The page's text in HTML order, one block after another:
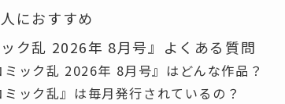
におすすめ
ック乱 2026年 8月号』よくある質問
ミック乱 2026年 8月号』はどんな作品？
ミック乱』は毎月発行されているの？